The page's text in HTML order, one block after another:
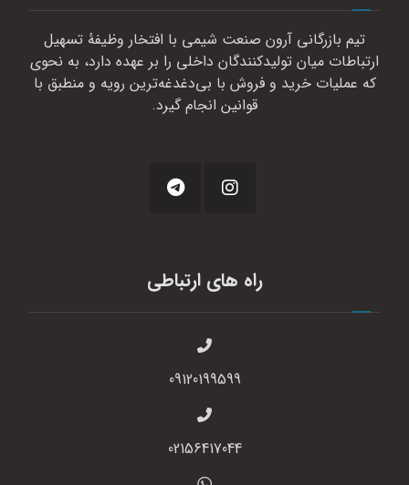
تیم بازرگانی آرون صنعت شیمی با افتخار وظیفهٔ تسهیل
ارتباطات میان تولیدکنندگان داخلی را بر عهده دارد، به نحوی
که عملیات خرید و فروش با بی‌دغدغه‌ترین رویه و منطبق با
قوانین انجام گیرد.
راه های ارتباطی
09120199599
02156417044